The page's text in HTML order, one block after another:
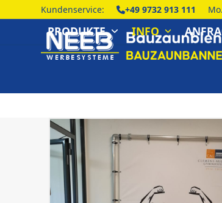
to
Kundenservice: +49 9732 913 111
PRODUKTE INFO